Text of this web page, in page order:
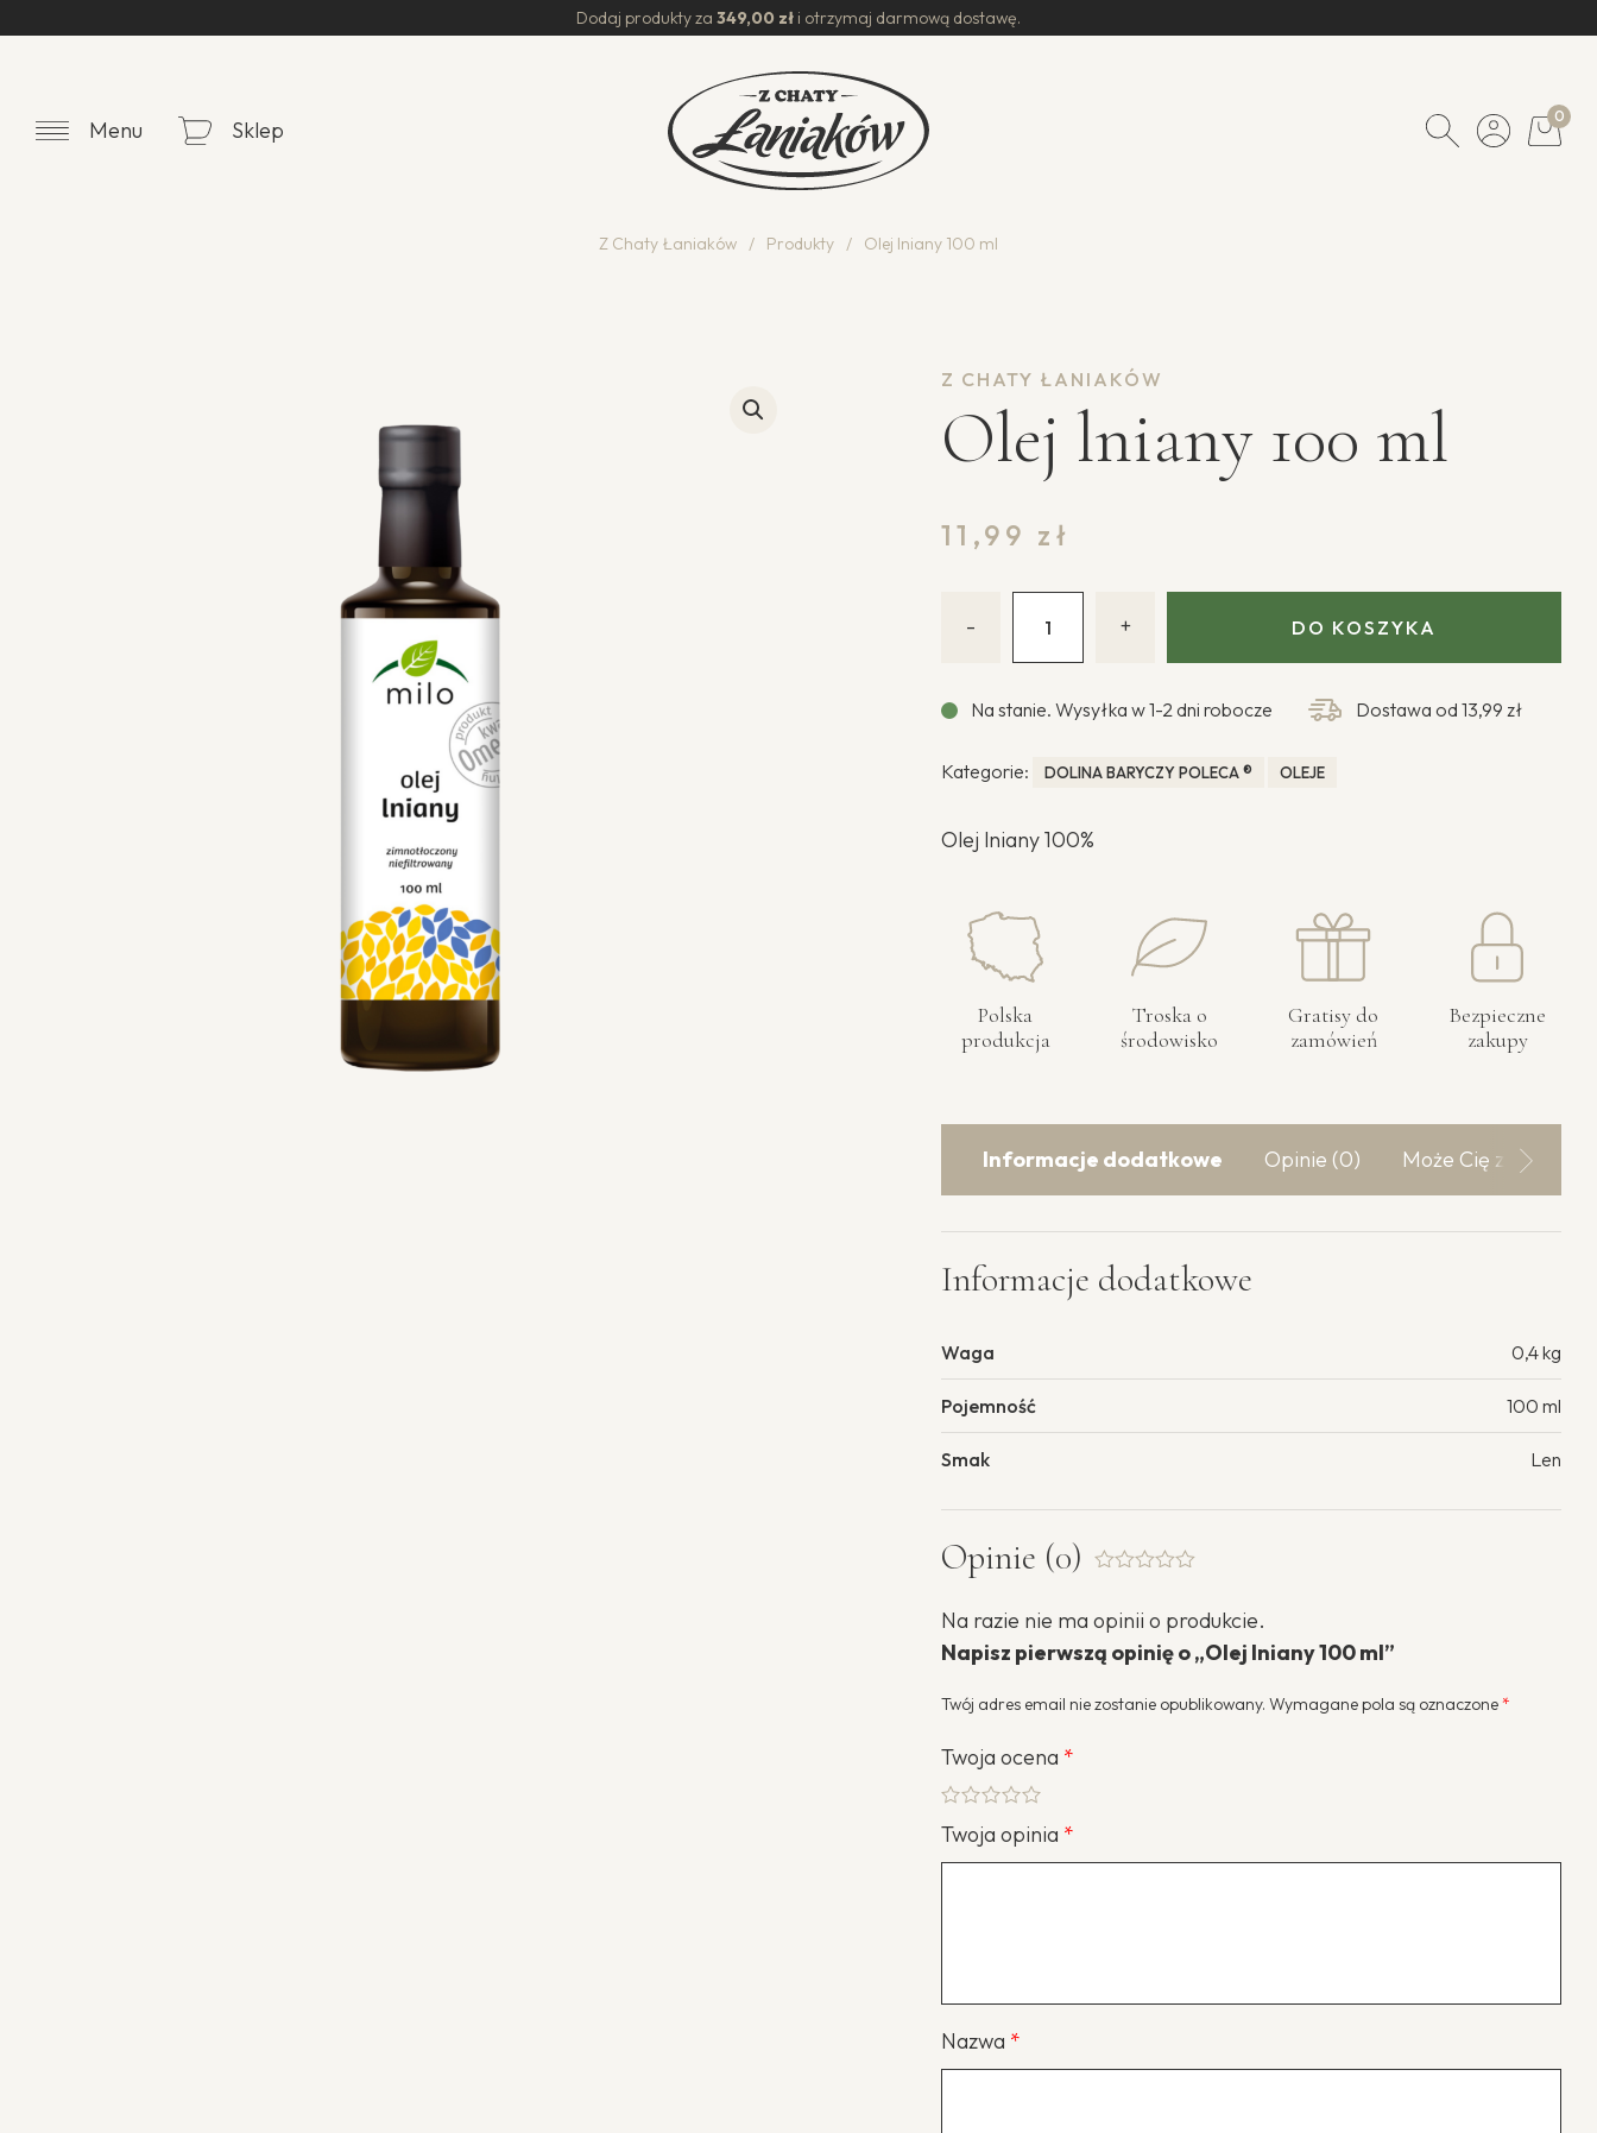
Dodaj produkty za 349,00 zł i otrzymaj darmową dostawę.
Menu Sklep
0
Z Chaty Łaniaków / Produkty / Olej lniany 100 ml
Z CHATY ŁANIAKÓW
Olej lniany 100 ml
11,99 zł
+
- DO KOSZYKA
Na stanie. Wysyłka w 1-2 dni robocze Dostawa od 13,99 zł
Kategorie: DOLINA BARYCZY POLECA ® OLEJE
Olej lniany 100%
Polska
produkcja
Troska o
środowisko
Gratisy do
zamówień
Bezpieczne
zakupy
Informacje dodatkowe Opinie (0) Może Cię
Informacje dodatkowe
Waga 0,4 kg
Pojemność 100 ml
Smak Len
Opinie (0)
na
Na razie nie ma opinii o produkcie.
Napisz pierwszą opinię o „Olej lniany 100 ml”
Twój adres email nie zostanie opublikowany. Wymagane pola są oznaczone*
Twoja ocena *
Twoja opinia *
Nazwa *